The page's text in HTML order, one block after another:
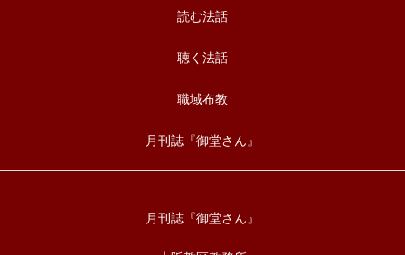
読む法話
聴く法話
職域布教
月刊誌『御堂さん』
月刊誌『御堂さん』